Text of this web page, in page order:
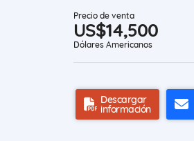
Precio de venta
US$14,500
Dólares Americanos
Descargar
información